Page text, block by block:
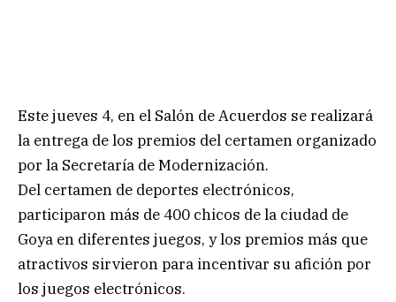
Este jueves 4, en el Salón de Acuerdos se realizará
la entrega de los premios del certamen organizado
por la Secretaría de Modernización.
Del certamen de deportes electrónicos,
participaron más de 400 chicos de la ciudad de
Goya en diferentes juegos, y los premios más que
atractivos sirvieron para incentivar su afición por
los juegos electrónicos.